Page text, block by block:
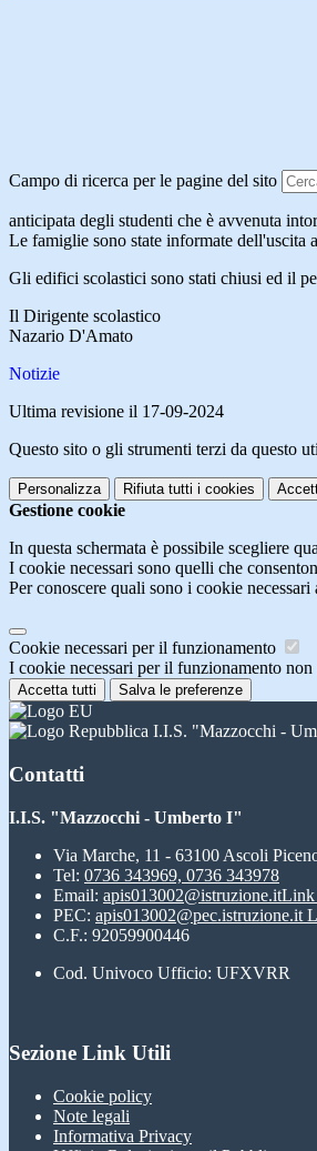
Campo di ricerca per le pagine del sito
anticipata degli studenti che è avvenuta
Le famiglie sono state informate dell'uscita
Gli edifici scolastici sono stati chiusi ed il
Il Dirigente scolastico
Nazario D'Amato
Notizie
Ultima revisione il 17-09-2024
Questo sito o gli strumenti terzi da questo
Personalizza Rifiuta tutti i cookies
Gestione cookie
In questa schermata è possibile scegliere
I cookie necessari sono quelli che
Per conoscere quali sono i cookie
Cookie necessari per il funzionamento
I cookie necessari per il funzionamento
Accetta tutti Salva le preferenze
I.I.S. "Mazzocchi -
Contatti
I.I.S. "Mazzocchi - Umberto I"
Via Marche, 11 - 63100 Ascoli
Tel: 0736 343969, 0736 343978
Email: apis013002@istruzione.itLink
PEC: apis013002@pec.istruzione.it
C.F.: 92059900446
Cod. Univoco Ufficio: UFXVRR
Sezione Link Utili
Cookie policy
Note legali
Informativa Privacy